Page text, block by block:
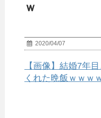
ｗ
2020/04/07
【画像】結婚7年
くれた晩飯ｗｗｗ